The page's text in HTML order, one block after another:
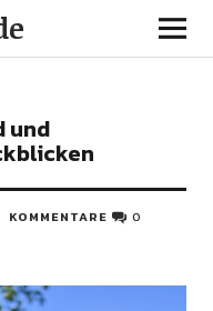
und
KOMMENTARE 0